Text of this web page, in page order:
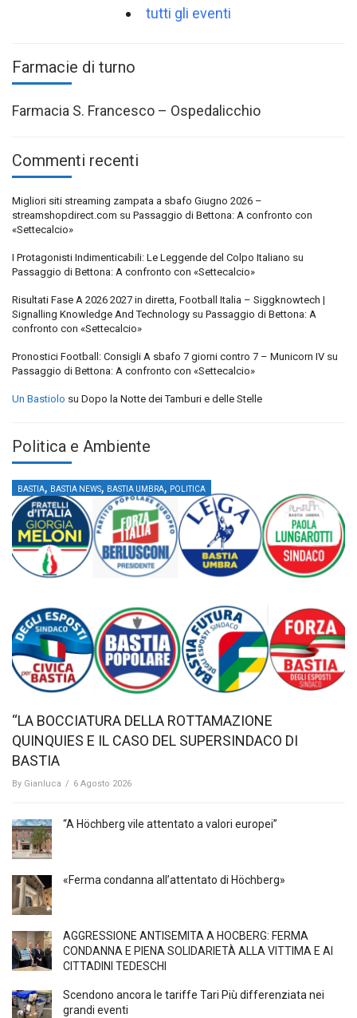
tutti gli eventi
Farmacie di turno
Farmacia S. Francesco – Ospedalicchio
Commenti recenti
Migliori siti streaming zampata a sbafo Giugno 2026 –
streamshopdirect.com su Passaggio di Bettona: A confronto con
«Settecalcio»
I Protagonisti Indimenticabili: Le Leggende del Colpo Italiano su
Passaggio di Bettona: A confronto con «Settecalcio»
Risultati Fase A 2026 2027 in diretta, Football Italia – Siggknowtech |
Signalling Knowledge And Technology su Passaggio di Bettona: A
confronto con «Settecalcio»
Pronostici Football: Consigli A sbafo 7 giorni contro 7 – Municorn IV su
Passaggio di Bettona: A confronto con «Settecalcio»
Un Bastiolo su Dopo la Notte dei Tamburi e delle Stelle
Politica e Ambiente
BASTIA, BASTIA NEWS, BASTIA UMBRA, POLITICA
“LA BOCCIATURA DELLA ROTTAMAZIONE
QUINQUIES E IL CASO DEL SUPERSINDACO DI
BASTIA
By Gianluca / 6 Agosto 2026
“A Höchberg vile attentato a valori europei”
«Ferma condanna all’attentato di Höchberg»
AGGRESSIONE ANTISEMITA A HÖCBERG: FERMA
CONDANNA E PIENA SOLIDARIETÀ ALLA VITTIMA E AI
CITTADINI TEDESCHI
Scendono ancora le tariffe Tari Più differenziata nei
grandi eventi